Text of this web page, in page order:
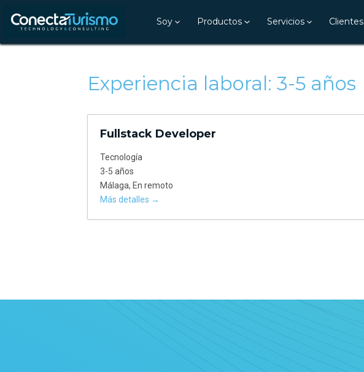
Soy Productos Servicios Clientes
Experiencia laboral: 3-5 años
Fullstack Developer
Tecnología
3-5 años
Málaga En remoto
Más detalles